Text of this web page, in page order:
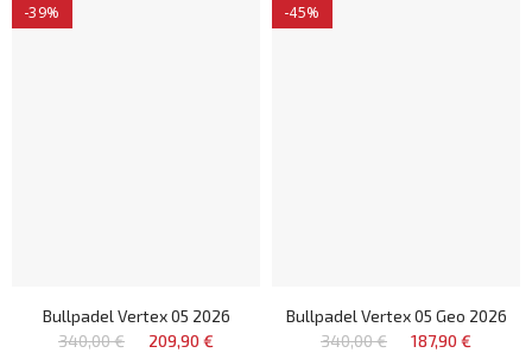
-39%
Bullpadel Vertex 05 2026
340,00 €
209,90 €
-45%
Bullpadel Vertex 05 Geo 2026
340,00 €
187,90 €